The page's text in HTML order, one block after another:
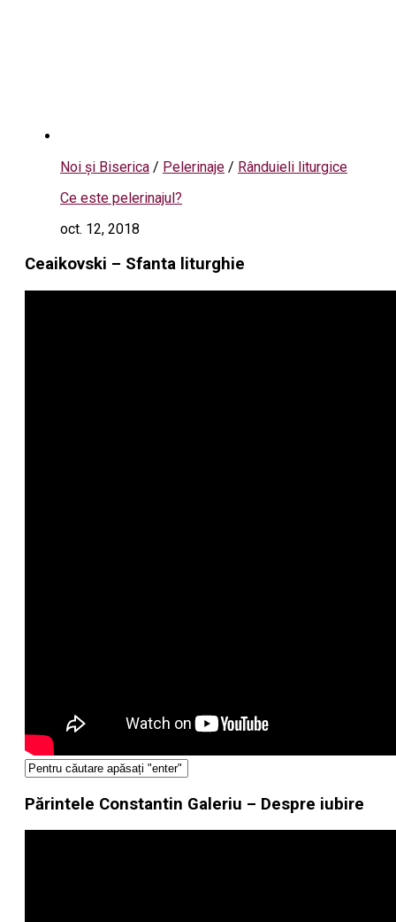
Noi și Biserica / Pelerinaje / Rânduieli liturgice
Ce este pelerinajul?
oct. 12, 2018
Ceaikovski – Sfanta liturghie
Părintele Constantin Galeriu – Despre iubire